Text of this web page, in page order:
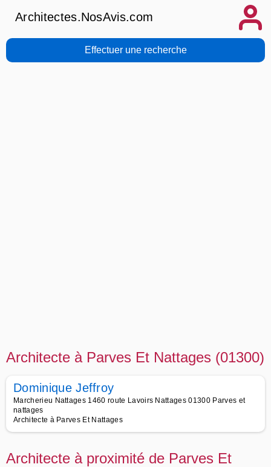
Architectes.NosAvis.com
Effectuer une recherche
Architecte à Parves Et Nattages (01300)
Dominique Jeffroy
Marcherieu Nattages 1460 route Lavoirs Nattages 01300 Parves et
nattages
Architecte à Parves Et Nattages
Architecte à proximité de Parves Et